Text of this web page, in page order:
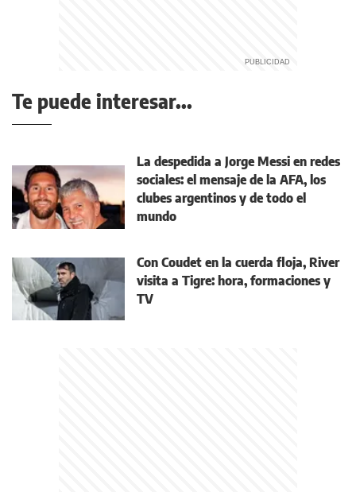
Te puede interesar...
La despedida a Jorge Messi en redes
sociales: el mensaje de la AFA, los
clubes argentinos y de todo el
mundo
Con Coudet en la cuerda floja, River
visita a Tigre: hora, formaciones y
TV